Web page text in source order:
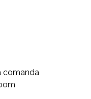
comanda